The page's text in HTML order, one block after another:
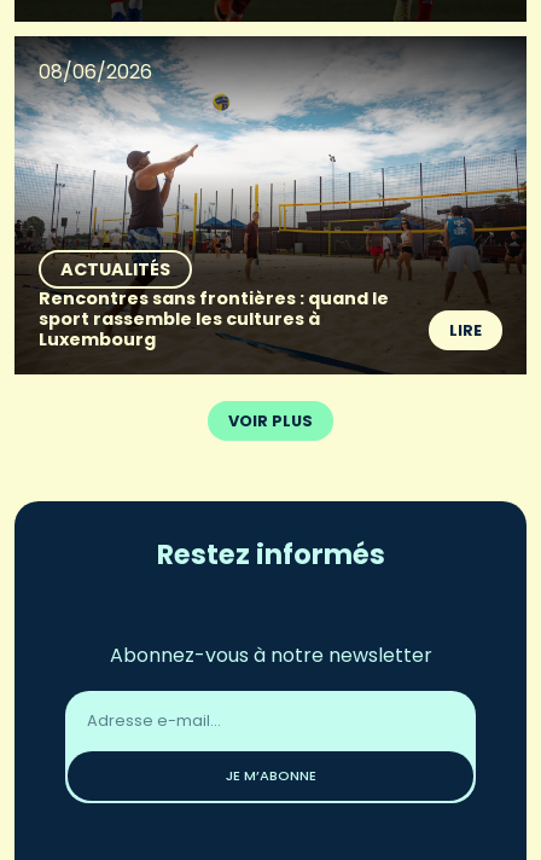
08/06/2026
ACTUALITÉS
Rencontres sans frontières : quand le
sport rassemble les cultures à
Luxembourg
LIRE
VOIR PLUS
Restez informés
Abonnez-vous à notre newsletter
Adresse
email
JE M’ABONNE